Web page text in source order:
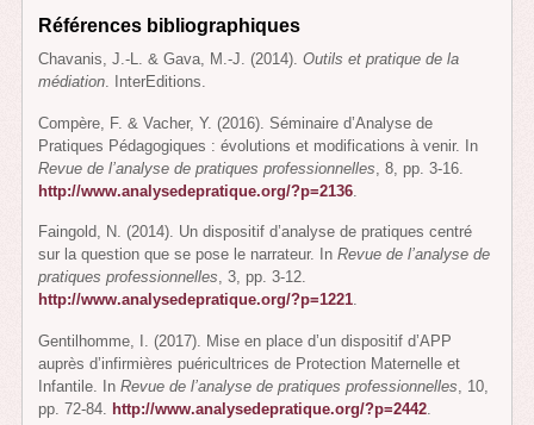
Références bibliographiques
Chavanis, J.-L. & Gava, M.-J. (2014).Outils et pratique de la
médiation . InterEditions.
Compère, F. & Vacher, Y. (2016). Séminaire d’Analyse de
Pratiques Pédagogiques : évolutions et modifications à venir. In
Revue de l’analyse de pratiques professionnelles , 8, pp. 3-16.
http://www.analysedepratique.org/?p=2136
Faingold, N. (2014). Un dispositif d’analyse de pratiques centré
sur la question que se pose le narrateur. InRevue de l’analyse de
pratiques professionnelles, 3, pp. 3-12.
http://www.analysedepratique.org/?p=1221.
Gentilhomme, I. (2017). Mise en place d’un dispositif d’APP
auprès d’infirmières puéricultrices de Protection Maternelle et
Infantile. InRevue de l’analyse de pratiques professionnelles , 10,
pp. 72-84.
http://www.analysedepratique.org/?p=2442